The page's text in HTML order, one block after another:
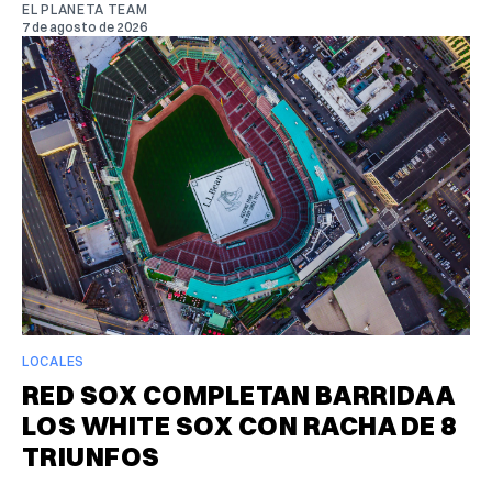
EL PLANETA TEAM
7 de agosto de 2026
LOCALES
RED SOX COMPLETAN BARRIDA A
LOS WHITE SOX CON RACHA DE 8
TRIUNFOS